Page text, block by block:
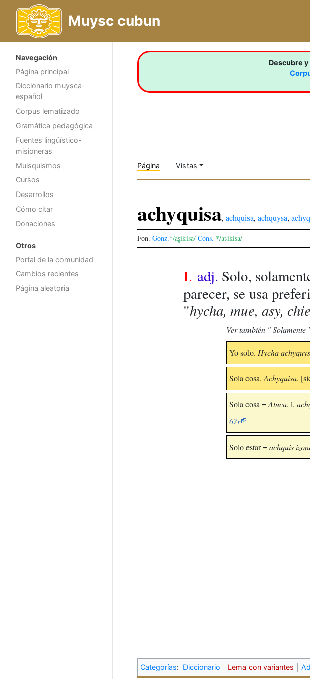
Muysc cubun
Navegación
Página principal
Diccionario muysca-
español
Corpus lematizado
Gramática pedagógica
Fuentes lingüístico-
misioneras
Muisquismos
Cursos
Desarrollos
Cómo citar
Donaciones
Otros
Portal de la comunidad
Cambios recientes
Página aleatoria
Descubre
Página Vistas
achyquisa, achquisa, achquysa,
Fon. Gonz.*/aʂɨkisa/ Cons. */atʲɨkisa/
I. adj. Solo,
parecer, se usa
"hycha, mue, asy,
Ver también " Solamente
Yo solo. Hycha
Sola cosa.Achyquisa.
Sola cosa =Atuca. l.
67r
Solo estar =achquis
Categorías: Diccionario Lema con variantes